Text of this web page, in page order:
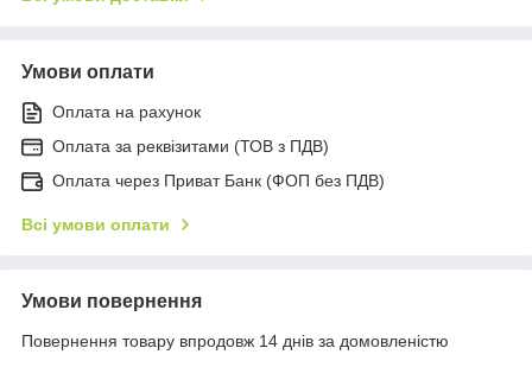
Умови оплати
Оплата на рахунок
Оплата за реквізитами (ТОВ з ПДВ)
Оплата через Приват Банк (ФОП без ПДВ)
Всі умови оплати
Умови повернення
Повернення товару впродовж 14 днів за домовленістю